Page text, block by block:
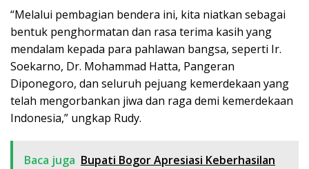
“Melalui pembagian bendera ini, kita niatkan sebagai
bentuk penghormatan dan rasa terima kasih yang
mendalam kepada para pahlawan bangsa, seperti Ir.
Soekarno, Dr. Mohammad Hatta, Pangeran
Diponegoro, dan seluruh pejuang kemerdekaan yang
telah mengorbankan jiwa dan raga demi kemerdekaan
Indonesia,” ungkap Rudy.
Baca juga Bupati Bogor Apresiasi Keberhasilan